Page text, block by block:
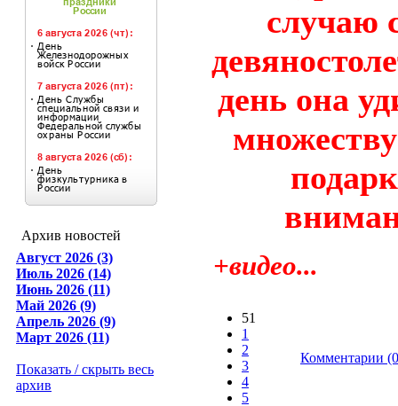
Архив новостей
Август 2026 (3)
Июль 2026 (14)
Июнь 2026 (11)
Май 2026 (9)
Апрель 2026 (9)
Март 2026 (11)
Показать / скрыть весь
архив
случаю
день она
+видео...
51
1
2
3
4
5
Комментарии